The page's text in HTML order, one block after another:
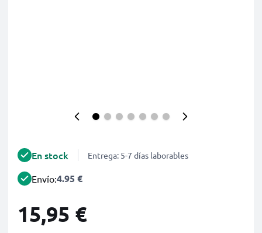
En stock Entrega: 5-7 días laborables
Envío:4.95 €
15,95 €